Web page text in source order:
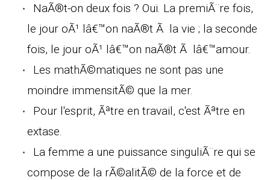
NaÃ®t-on deux fois ? Oui. La premiÃ¨re fois,
le jour oÃ¹ lâ€™on naÃ®t Ã la vie ; la seconde
fois, le jour oÃ¹ lâ€™on naÃ®t Ã lâ€™amour.
Les mathÃ©matiques ne sont pas une
moindre immensitÃ© que la mer.
Pour l'esprit, Ãªtre en travail, c'est Ãªtre en
extase.
La femme a une puissance singuliÃ¨re qui se
compose de la rÃ©alitÃ© de la force et de